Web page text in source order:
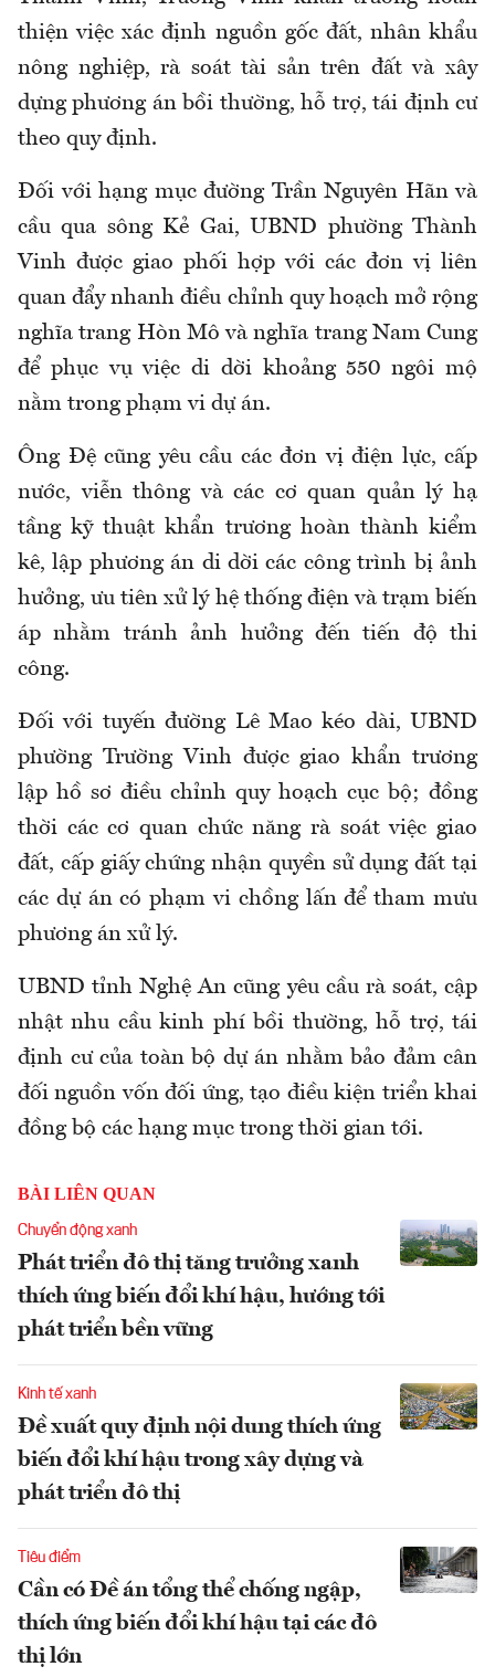
thiện việc xác định nguồn gốc đất, nhân khẩu
nông nghiệp, rà soát tài sản trên đất và xây
dựng phương án bồi thường, hỗ trợ, tái định cư
theo quy định.
Đối với hạng mục đường Trần Nguyên Hãn và
cầu qua sông Kẻ Gai, UBND phường Thành
Vinh được giao phối hợp với các đơn vị liên
quan đẩy nhanh điều chỉnh quy hoạch mở rộng
nghĩa trang Hòn Mô và nghĩa trang Nam Cung
để phục vụ việc di dời khoảng 550 ngôi mộ
nằm trong phạm vi dự án.
Ông Đệ cũng yêu cầu các đơn vị điện lực, cấp
nước, viễn thông và các cơ quan quản lý hạ
tầng kỹ thuật khẩn trương hoàn thành kiểm
kê, lập phương án di dời các công trình bị ảnh
hưởng, ưu tiên xử lý hệ thống điện và trạm biến
áp nhằm tránh ảnh hưởng đến tiến độ thi
công.
Đối với tuyến đường Lê Mao kéo dài, UBND
phường Trường Vinh được giao khẩn trương
lập hồ sơ điều chỉnh quy hoạch cục bộ; đồng
thời các cơ quan chức năng rà soát việc giao
đất, cấp giấy chứng nhận quyền sử dụng đất tại
các dự án có phạm vi chồng lấn để tham mưu
phương án xử lý.
UBND tỉnh Nghệ An cũng yêu cầu rà soát, cập
nhật nhu cầu kinh phí bồi thường, hỗ trợ, tái
định cư của toàn bộ dự án nhằm bảo đảm cân
đối nguồn vốn đối ứng, tạo điều kiện triển khai
đồng bộ các hạng mục trong thời gian tới.
BÀI LIÊN QUAN
Chuyển động xanh
Phát triển đô thị tăng trưởng xanh
thích ứng biến đổi khí hậu, hướng tới
phát triển bền vững
Kinh tế xanh
Đề xuất quy định nội dung thích ứng
biến đổi khí hậu trong xây dựng và
phát triển đô thị
Tiêu điểm
Cần có Đề án tổng thể chống ngập,
thích ứng biến đổi khí hậu tại các đô
thị lớn